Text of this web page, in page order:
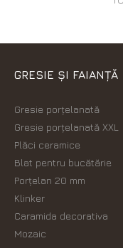
GRESIE ȘI FAIANȚĂ
Gresie porțelanată
Gresie porțelanată XXL
Plăci ceramice
Blat pentru bucătărie
Porțelan 20 mm
Klinker
Caramida decorativa
Mozaic